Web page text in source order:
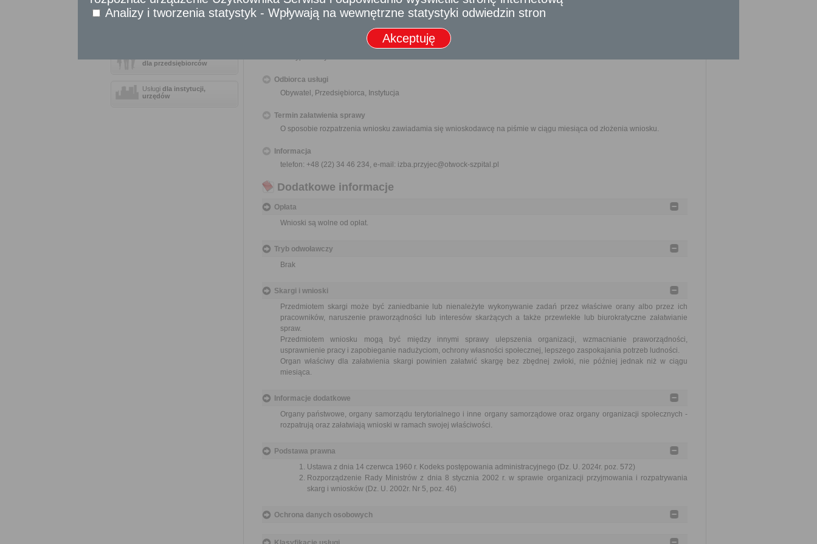
Sprawy obywatelskie
Udostępnianie informacji publicznej
dla przedsiębiorców
Usługi dla instytucji,
urzędów
Nikt nie może być narażony na jakikolwiek uszczerbek lub zarzut z powodu złożenia wniosku albo z powodu
dostarczenia materiału do publikacji o znamionach wniosku, jeżeli działał w granicach prawem dozwolonym.
Odbiorca usługi
Obywatel, Przedsiębiorca, Instytucja
Termin załatwienia sprawy
O sposobie rozpatrzenia wniosku zawiadamia się wnioskodawcę na piśmie w ciągu miesiąca od złożenia wniosku.
Informacja
telefon: +48 (22) 34 46 234, e-mail: izba.przyjec@otwock-szpital.pl
Dodatkowe informacje
Opłata
Wnioski są wolne od opłat.
Tryb odwoławczy
Brak
Skargi i wnioski
Przedmiotem skargi może być zaniedbanie lub nienależyte wykonywanie zadań przez właściwe orany albo przez ich
pracowników, naruszenie praworządności lub interesów skarżących a także przewlekłe lub biurokratyczne załatwianie
spraw.
Przedmiotem wniosku mogą być między innymi sprawy ulepszenia organizacji, wzmacnianie praworządności,
usprawnienie pracy i zapobieganie nadużyciom, ochrony własności społecznej, lepszego zaspokajania potrzeb ludności.
Organ właściwy dla załatwienia skargi powinien załatwić skargę bez zbędnej zwłoki, nie później jednak niż w ciągu
miesiąca.
Informacje dodatkowe
Organy państwowe, organy samorządu terytorialnego i inne organy samorządowe oraz organy organizacji społecznych -
rozpatrują oraz załatwiają wnioski w ramach swojej właściwości.
Podstawa prawna
Ustawa z dnia 14 czerwca 1960 r. Kodeks postępowania administracyjnego (Dz. U. 2024r. poz. 572)
Rozporządzenie Rady Ministrów z dnia 8 stycznia 2002 r. w sprawie organizacji przyjmowania i rozpatrywania
skarg i wniosków (Dz. U. 2002r. Nr 5, poz. 46)
Ochrona danych osobowych
Analizy i tworzenia statystyk - Wpływają na wewnętrzne statystyki odwiedzin stron
Akceptuję